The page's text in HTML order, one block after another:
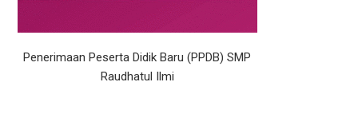
Penerimaan Peserta Didik Baru (PPDB) SMP
Raudhatul Ilmi